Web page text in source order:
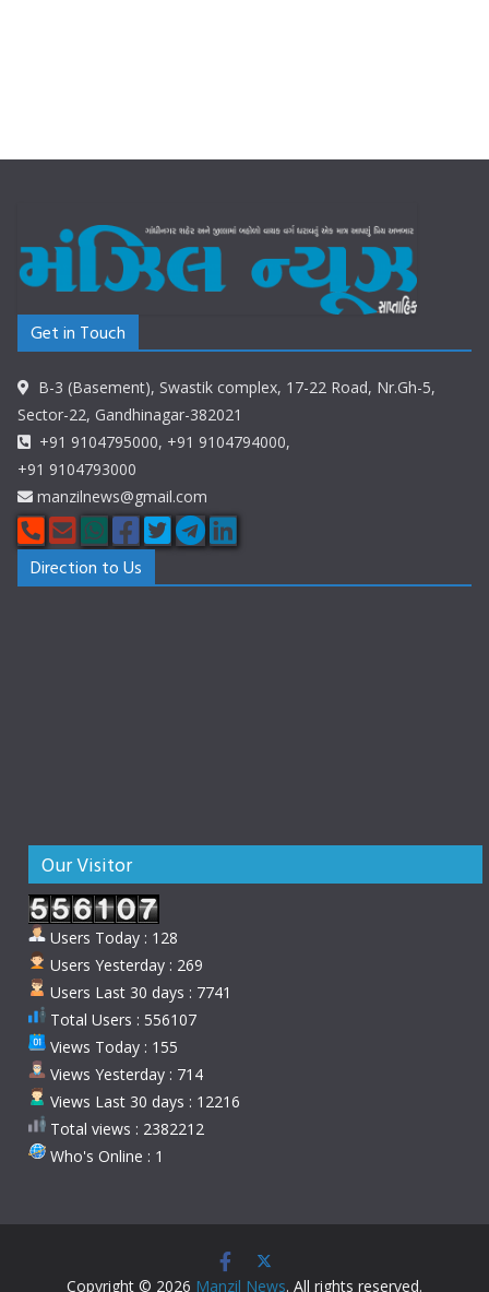
Get in Touch
B-3 (Basement), Swastik complex, 17-22 Road, Nr.Gh-5,
Sector-22, Gandhinagar-382021
+91 9104795000, +91 9104794000,
+91 9104793000
manzilnews@gmail.com
Direction to Us
Our Visitor
Users Today : 128
Users Yesterday : 269
Users Last 30 days : 7741
Total Users : 556107
Views Today : 155
Views Yesterday : 714
Views Last 30 days : 12216
Total views : 2382212
Who's Online : 1
Copyright © 2026 Manzil News. All rights reserved.